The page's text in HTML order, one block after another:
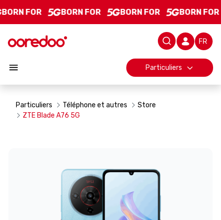
Saut au contenu principal
FOR BORN FOR BORN FOR BORN FOR
Barre
Particuliers
Particuliers Téléphone et autres
Store
ZTE Blade A76 5G